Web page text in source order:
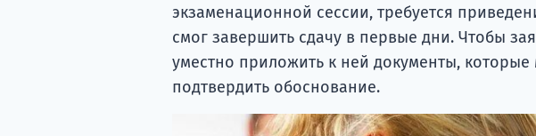
экзаменационной сессии, требуется
смог завершить сдачу в первые дни. Чтобы
уместно приложить к ней документы, которые
подтвердить обоснование.